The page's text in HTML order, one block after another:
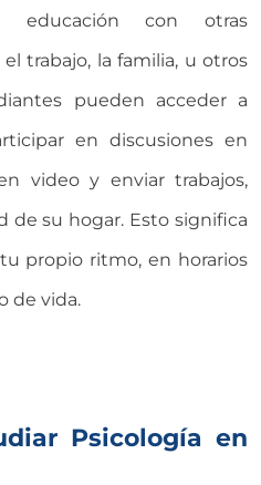
educación con otras
trabajo, la familia, u otros
pueden acceder a
en discusiones en
video y enviar trabajos,
de su hogar. Esto significa
propio ritmo, en horarios
de vida.
Psicología en